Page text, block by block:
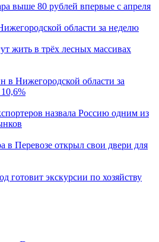
выше 80 рублей впервые с апреля
области за неделю
жить в трёх лесных массивах
Нижегородской области за
назвала Россию одним из
Перевозе открыл свои двери для
готовит экскурсии по хозяйству